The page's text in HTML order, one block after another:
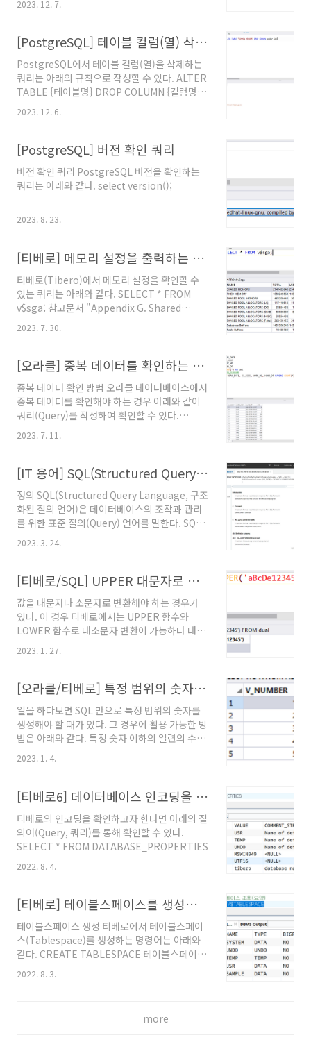
를 작성하여 실행한 결과는 아래와 같다.
작성하는 것을 권장하기에 소문자로 바꿨다. 오
라클에서 하던 것처럼 대문자로 작성했다가 쌍따
옴표 없이는 못 쓰는 것을 알게되어 수정했다. 참
고문서 "5.6.7. Renaming a Column",
PostgreSQL 15. @원문보기
2023. 12. 7.
[PostgreSQL] 테이블 컬럼(열) 삭제 쿼리 작성 방법
PostgreSQL에서 테이블 컬럼(열)을 삭제하는
쿼리는 아래의 규칙으로 작성할 수 있다. ALTER
TABLE {테이블명} DROP COLUMN {컬럼명};
아래와 같이 쿼리를 실행할 수 있다. 테이블명에
대문자가 있는 경우 테이블명의 양 끝을 쌍따옴
Removing a Column", PostgreSQL 15. @
원문보기
2023. 12. 6.
[PostgreSQL] 버전 확인 쿼리
버전 확인 쿼리 PostgreSQL 버전을 확인하는
쿼리는 아래와 같다. select version();
2023. 8. 23.
[티베로] 메모리 설정을 출력하는 쿼리
티베로(Tibero)에서 메모리 설정을 확인할 수
있는 쿼리는 아래와 같다. SELECT * FROM
v$sga; 참고문서 "Appendix G. Shared
보기
2023. 7. 30.
[오라클] 중복 데이터를 확인하는 방법
중복 데이터 확인 방법 오라클 데이터베이스에서
중복 데이터를 확인해야 하는 경우 아래와 같이
쿼리(Query)를 작성하여 확인할 수 있다.
CNT FROM {TABLE_NAME} GROUP BY
2023. 7. 11.
[IT 용어] SQL(Structured Query Language, 구조화된 질의 언어)
정의 SQL(Structured Query Language, 구조
화된 질의 언어)은 데이터베이스의 조작과 관리
를 위한 표준 질의(Query) 언어를 말한다. SQL
은 1970년대에 IBM이 출시하여 1986년에
ANSI(American National Standards
ISO(International Organization for
Standardization)에서 'ISO/IEC 9075'라는
명칭으로 국제표준으로 제정되어 관리 중이다.
참고문서 "구조화된 질의 언어, 構造化質疑言
語, Structured Query Language, SQL", 정보
통신용어사전, 한국정보통신기술협회(TTA). @
2023. 3. 24.
[티베로/SQL] UPPER 대문자로 변환, LOWER 소문자로 변환
값을 대문자나 소문자로 변환해야 하는 경우가
있다. 이 경우 티베로에서는 UPPER 함수와
LOWER 함수로 대소문자 변환이 가능하다 대문
자로 변환 아래의 쿼리(Query)처럼 UPPER 함
수를 사용하면 대문자로 문자열을 변환할 수 있
UPPER('aBcDe12345') FROM dual; 소문자
면 소문자로 문자열을 변환할 수 있다.
LOWER(문자열) SELECT
LOWER('aBcDe12345') FROM dual; 참고문
서 "4.2.182. UPPER", Tibero 6, Tibero SQL
Tibero ..
2023. 1. 27.
[오라클/티베로] 특정 범위의 숫자 생성
일을 하다보면 SQL 만으로 특정 범위의 숫자를
생성해야 할 때가 있다. 그 경우에 활용 가능한 방
법은 아래와 같다. 특정 숫자 이하의 일련의 수를
생성하는 쿼리 먼저 설명하는 방법은 ROWNUM
또는 LEVEL을 활용하는 방법인데 오라클에서
같은 형식으로 쿼리(Query, 질의어)를 작성한다.
SELECT ROWNUM FROM DUAL CONNECT
BY ROWNUM
2023. 1. 4.
[티베로6] 데이터베이스 인코딩을 확인하는 방법
티베로의 인코딩을 확인하고자 한다면 아래의 질
의어(Query, 쿼리)를 통해 확인할 수 있다.
SELECT * FROM DATABASE_PROPERTIES
2022. 8. 4.
[티베로] 테이블스페이스를 생성하고 목록 확인(조회)하기
테이블스페이스 생성 티베로에서 테이블스페이
스(Tablespace)를 생성하는 명령어는 아래와
같다. CREATE TABLESPACE 테이블스페이스
AUTOEXTEND ON NEXT 100M MAXSIZE
명령어로 테이블스페이스를 삭제할 수 있다.
2022. 8. 3.
more